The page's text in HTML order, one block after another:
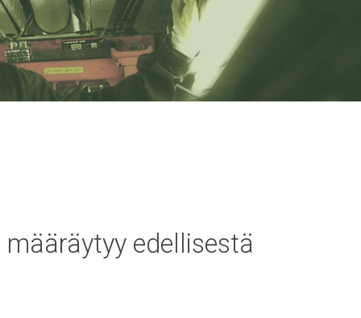
määräytyy edellisestä